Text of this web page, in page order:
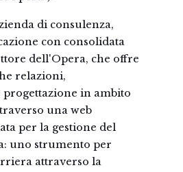
di consulenza,
con consolidata
dell'Opera, che offre
relazioni,
in ambito
una web
per la gestione del
uno strumento per
attraverso la